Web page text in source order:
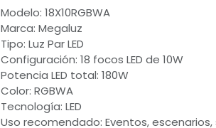
Modelo: 18X10RGBWA
Marca: Megaluz
Tipo: Luz Par LED
Configuración: 18 focos LED de 10W
Potencia LED total: 180W
Color: RGBWA
Tecnología: LED
Uso recomendado: Eventos, escenarios,